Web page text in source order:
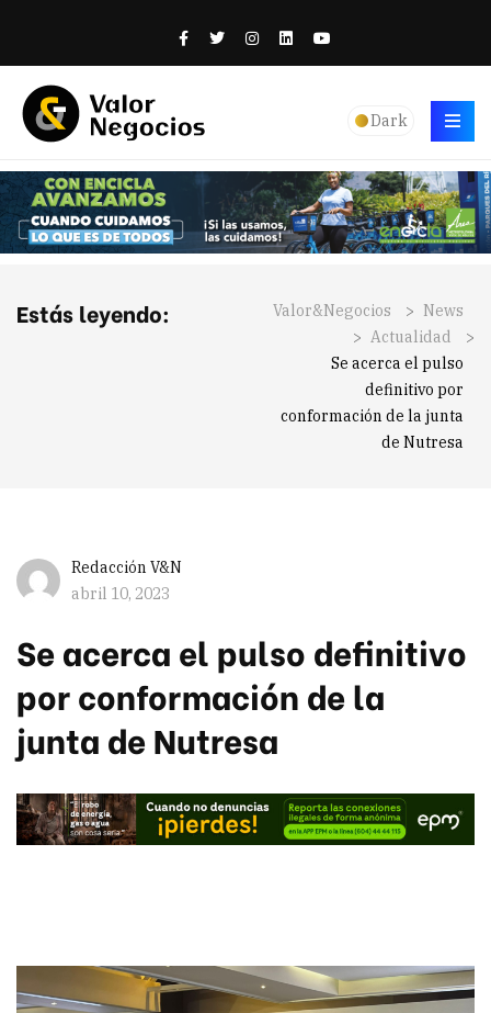
Dark
Estás leyendo: Valor&Negocios > News
> Actualidad
>
Se acerca el pulso
definitivo por
conformación de la junta
de Nutresa
Redacción V&N
abril 10, 2023
Se acerca el pulso definitivo
por conformación de la
junta de Nutresa